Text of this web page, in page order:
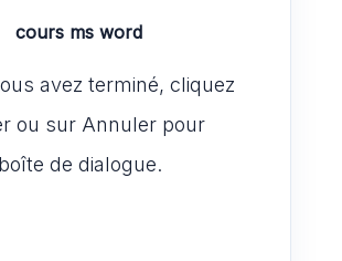
cours ms word
avez terminé, cliquez
ou sur Annuler pour
de dialogue.